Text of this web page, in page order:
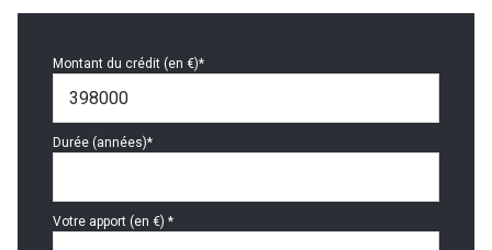
Montant du crédit (en €)*
Durée (années)*
Votre apport (en €) *